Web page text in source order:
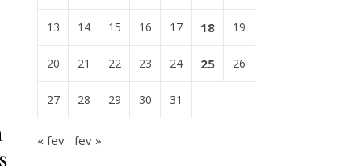
13 14 15 16 17 18 19
20 21 22 23 24 25 26
27 28 29 30 31
« fev fev »